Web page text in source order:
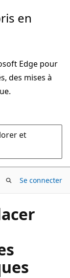
en
Edge pour
des mises à
et
Se connecter